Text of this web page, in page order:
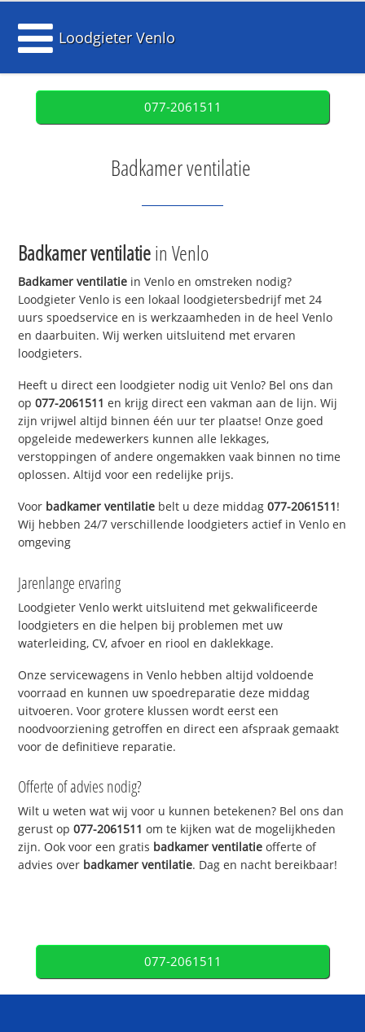
Loodgieter Venlo
077-2061511
Badkamer ventilatie
Badkamer ventilatiein Venlo
Badkamer ventilatie in Venlo en omstreken nodig?
Loodgieter Venlo is een lokaal loodgietersbedrijf met 24
uurs spoedservice en is werkzaamheden in de heel Venlo
en daarbuiten. Wij werken uitsluitend met ervaren
loodgieters.
Heeft u direct een loodgieter nodig uit Venlo? Bel ons dan
op077-2061511 en krijg direct een vakman aan de lijn. Wij
zijn vrijwel altijd binnen één uur ter plaatse! Onze goed
opgeleide medewerkers kunnen alle lekkages,
verstoppingen of andere ongemakken vaak binnen no time
oplossen. Altijd voor een redelijke prijs.
Voor badkamer ventilatie belt u deze middag077-2061511!
Wij hebben 24/7 verschillende loodgieters actief in Venlo en
omgeving
Jarenlange ervaring
Loodgieter Venlo werkt uitsluitend met gekwalificeerde
loodgieters en die helpen bij problemen met uw
waterleiding, CV, afvoer en riool en daklekkage.
Onze servicewagens in Venlo hebben altijd voldoende
voorraad en kunnen uw spoedreparatie deze middag
uitvoeren. Voor grotere klussen wordt eerst een
noodvoorziening getroffen en direct een afspraak gemaakt
voor de definitieve reparatie.
Offerte of advies nodig?
Wilt u weten wat wij voor u kunnen betekenen? Bel ons dan
gerust op077-2061511 om te kijken wat de mogelijkheden
zijn. Ook voor een gratis badkamer ventilatie offerte of
advies over badkamer ventilatie. Dag en nacht bereikbaar!
077-2061511